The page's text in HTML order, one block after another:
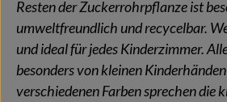
Resten der Zuckerrohrpflanze ist
umweltfreundlich und recycelbar.
und ideal für jedes Kinderzimmer.
besonders von kleinen
verschiedenen Farben sprechen die